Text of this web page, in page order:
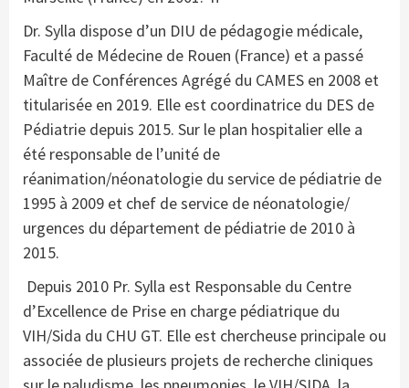
Dr. Sylla dispose d’un DIU de pédagogie médicale,
Faculté de Médecine de Rouen (France) et a passé
Maître de Conférences Agrégé du CAMES en 2008 et
titularisée en 2019. Elle est coordinatrice du DES de
Pédiatrie depuis 2015. Sur le plan hospitalier elle a
été responsable de l’unité de
réanimation/néonatologie du service de pédiatrie de
1995 à 2009 et chef de service de néonatologie/
urgences du département de pédiatrie de 2010 à
2015.
Depuis 2010 Pr. Sylla est Responsable du Centre
d’Excellence de Prise en charge pédiatrique du
VIH/Sida du CHU GT. Elle est chercheuse principale ou
associée de plusieurs projets de recherche cliniques